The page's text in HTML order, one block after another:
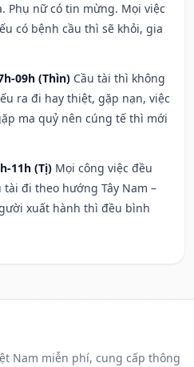
Phụ nữ có tin mừng. Mọi việc
có bệnh cầu thì sẽ khỏi, gia
09h (Thìn) Cầu tài thì không
ra đi hay thiệt, gặp nạn, việc
ma quỷ nên cúng tế thì mới
11h (Tị) Mọi công việc đều
đi theo hướng Tây Nam –
xuất hành thì đều bình
Nam miễn phí, cung cấp thông